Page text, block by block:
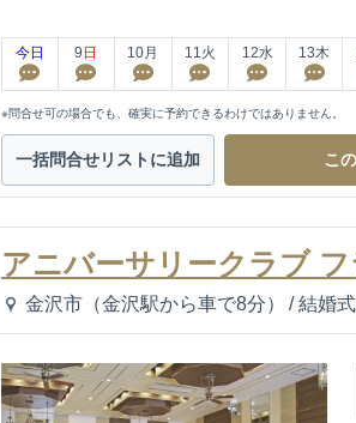
今日 9 日 10月 11 火 12水 13木
※問合せ可の場合でも、確実に予約できるわけではありません。
一括問合せリストに追加 こ
アニバーサリークラブ
金沢市（金沢駅から車で8分） / 結婚